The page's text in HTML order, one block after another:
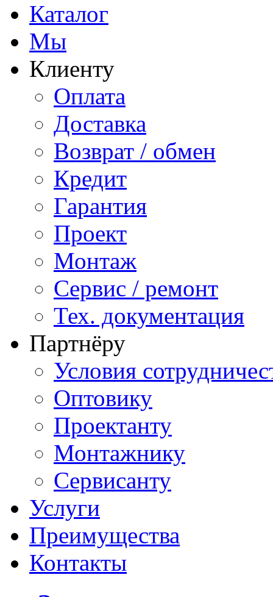
Каталог
Мы
Клиенту
Оплата
Доставка
Возврат / обмен
Кредит
Гарантия
Проект
Монтаж
Сервис / ремонт
Тех. документация
Партнёру
Условия
Оптовику
Проектанту
Монтажнику
Сервисанту
Услуги
Преимущества
Контакты